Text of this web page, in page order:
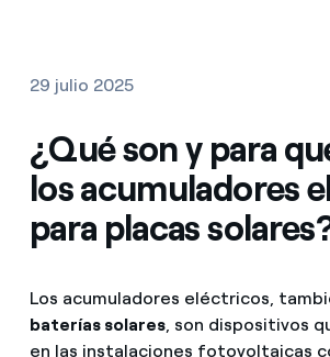
Gas
Solar
Electrodomésticos
Consejos de ahorro
Encuentra la tarifa que más te
Compara nuestras tarifas de
Por cada kWh que ahorres, te
¿Cómo ver mis facturas de
¿Cómo cambiar el titular del
Movilidad
PARA TI
Climatización
29 julio 2025
¿Qué son y para
los acumuladores
para placas
Los acumuladores eléctricos,
baterías solares, son dispositivos
en las instalaciones fotovoltaicas